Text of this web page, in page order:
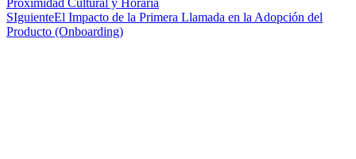
SIguienteEl Impacto de la Primera Llamada en la Adopción del
Producto (Onboarding)